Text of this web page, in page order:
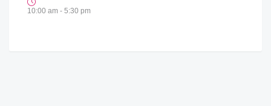
10:00 am - 5:30 pm